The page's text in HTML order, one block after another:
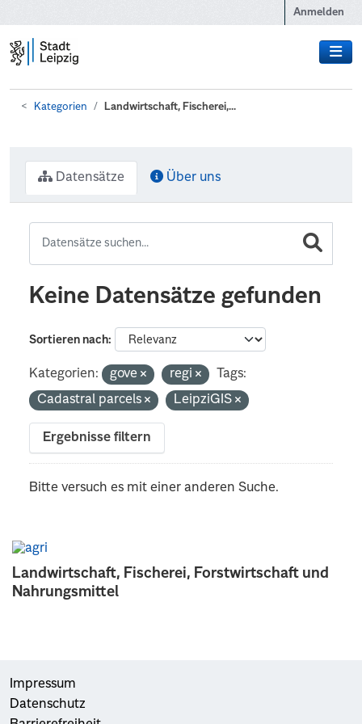
Anmelden
Kategorien Landwirtschaft, Fischerei,...
Landwirtschaft, Fischerei, Forstwirtschaft und
Nahrungsmittel
Datensätze Über uns
Keine Datensätze gefunden
Sortieren nach
Kategorien: gove regi
Tags:
Cadastral parcels
LeipziGIS
Ergebnisse filtern
Bitte versuch es mit einer anderen Suche.
Impressum
Datenschutz